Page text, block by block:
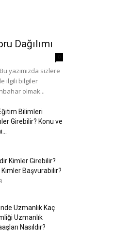
Dağılımı
yazımızda sizlere
ilgili bilgiler
olmak...
Bilimleri
Girebilir? Konu ve
Kimler Girebilir?
Kimler Başvurabilir?
Uzmanlık Kaç
Uzmanlık
Nasıldır?